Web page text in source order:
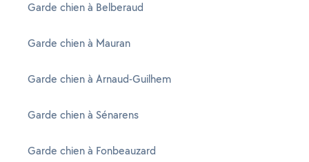
Garde chien à Belberaud
Garde chien à Mauran
Garde chien à Arnaud-Guilhem
Garde chien à Sénarens
Garde chien à Fonbeauzard